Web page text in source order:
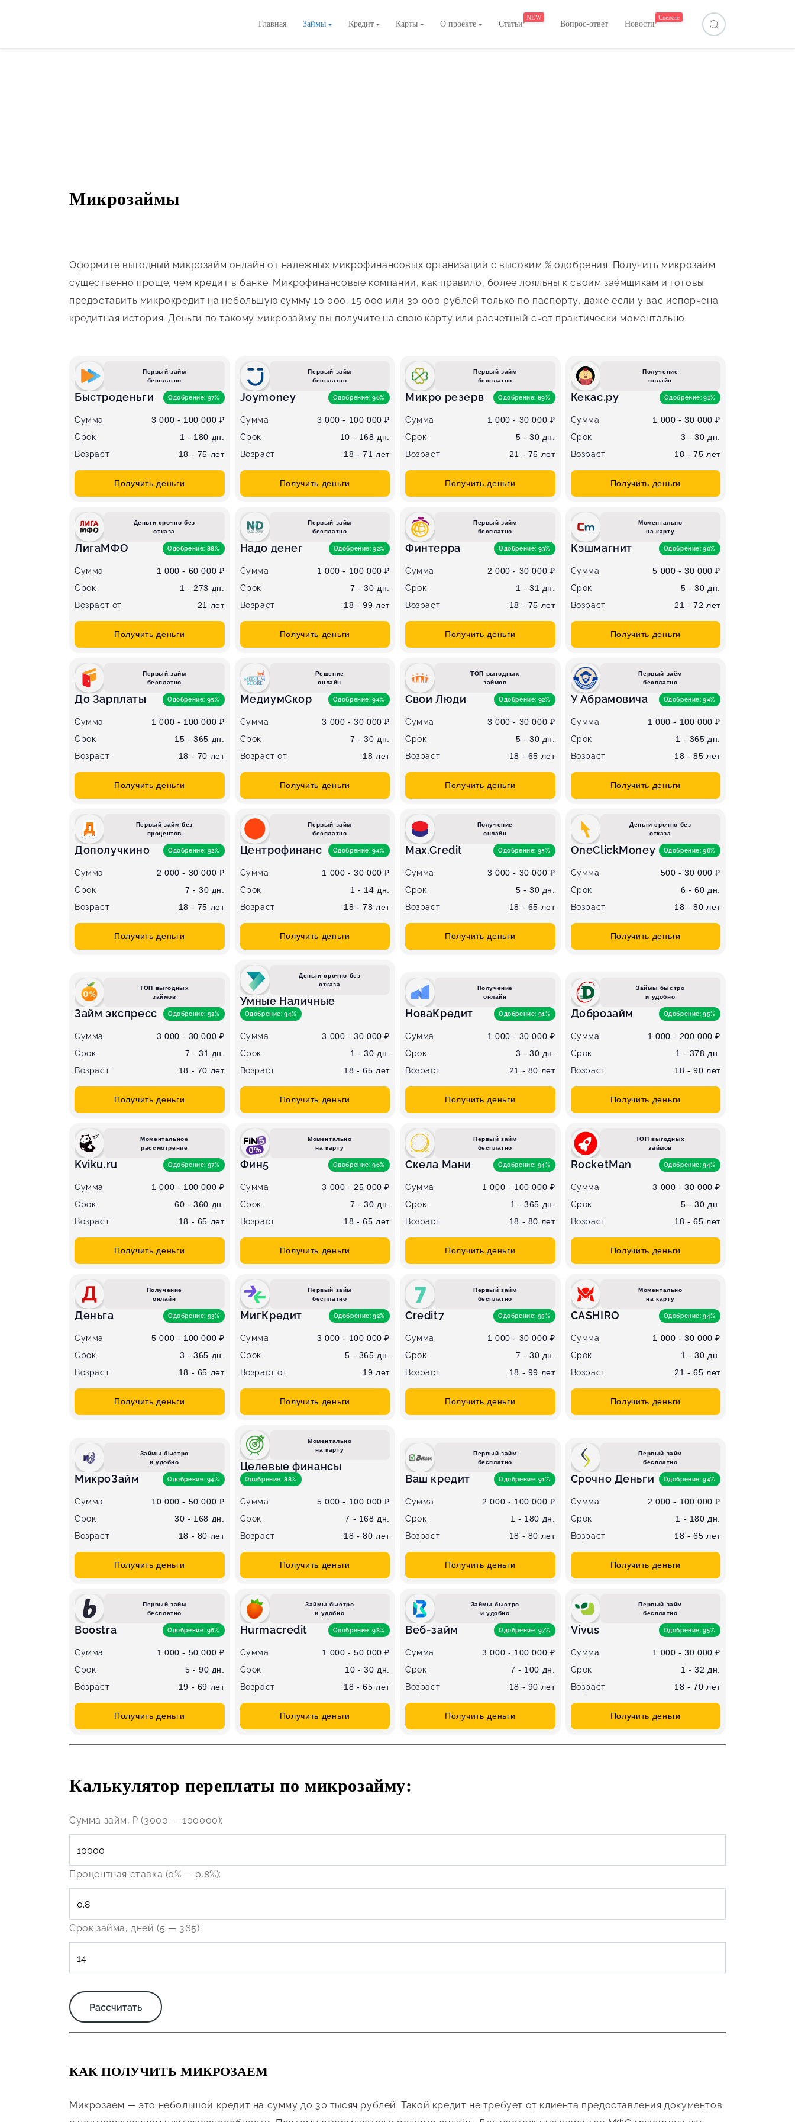
Главная Займы Кредит Карты О проекте Статьи
NEW
Вопрос-ответ Новости
Свежие
Микрозаймы
Оформите выгодный микрозайм онлайн от надежных микрофинансовых организаций с высоким % одобрения. Получить микрозайм
существенно проще, чем кредит в банке. Микрофинансовые компании, как правило, более лояльны к своим заёмщикам и готовы
предоставить микрокредит на небольшую сумму 10 000, 15 000 или 30 000 рублей только по паспорту, даже если у вас испорчена
кредитная история. Деньги по такому микрозайму вы получите на свою карту или расчетный счет практически моментально.
Первый займ
бесплатно
Быстроденьги Одобрение: 97%
Сумма
3 000 - 100 000 ₽
Срок
1 - 180 дн.
Возраст
18 - 75 лет
Получить деньги
Первый займ
бесплатно
Joymoney Одобрение: 96%
Сумма
3 000 - 100 000 ₽
Срок
10 - 168 дн.
Возраст
18 - 71 лет
Получить деньги
Первый займ
бесплатно
Микро резерв Одобрение: 89%
Сумма
1 000 - 30 000 ₽
Срок
5 - 30 дн.
Возраст
21 - 75 лет
Получить деньги
Получение
онлайн
Кекас.ру Одобрение: 91%
Сумма
1 000 - 30 000 ₽
Срок
3 - 30 дн.
Возраст
18 - 75 лет
Получить деньги
Деньги срочно без
отказа
ЛигаМФО Одобрение: 88%
Сумма
1 000 - 60 000 ₽
Срок
1 - 273 дн.
Возраст от
21 лет
Получить деньги
Первый займ
бесплатно
Надо денег Одобрение: 92%
Сумма
1 000 - 100 000 ₽
Срок
7 - 30 дн.
Возраст
18 - 99 лет
Получить деньги
Первый займ
бесплатно
Финтерра Одобрение: 93%
Сумма
2 000 - 30 000 ₽
Срок
1 - 31 дн.
Возраст
18 - 75 лет
Получить деньги
Моментально
на карту
Кэшмагнит Одобрение: 90%
Сумма
5 000 - 30 000 ₽
Срок
5 - 30 дн.
Возраст
21 - 72 лет
Получить деньги
Первый займ
бесплатно
До Зарплаты Одобрение: 95%
Сумма
1 000 - 100 000 ₽
Срок
15 - 365 дн.
Возраст
18 - 70 лет
Получить деньги
Решение
онлайн
МедиумСкор Одобрение: 94%
Сумма
3 000 - 30 000 ₽
Срок
7 - 30 дн.
Возраст от
18 лет
Получить деньги
ТОП выгодных
займов
Свои Люди Одобрение: 92%
Сумма
3 000 - 30 000 ₽
Срок
5 - 30 дн.
Возраст
18 - 65 лет
Получить деньги
Первый заём
бесплатно
У Абрамовича Одобрение: 94%
Сумма
1 000 - 100 000 ₽
Срок
1 - 365 дн.
Возраст
18 - 85 лет
Получить деньги
Первый займ без
процентов
Дополучкино Одобрение: 92%
Сумма
2 000 - 30 000 ₽
Срок
7 - 30 дн.
Возраст
18 - 75 лет
Получить деньги
Первый займ
бесплатно
Центрофинанс Одобрение: 94%
Сумма
1 000 - 30 000 ₽
Срок
1 - 14 дн.
Возраст
18 - 78 лет
Получить деньги
Получение
онлайн
Max.Credit Одобрение: 95%
Сумма
3 000 - 30 000 ₽
Срок
5 - 30 дн.
Возраст
18 - 65 лет
Получить деньги
Деньги срочно без
отказа
OneClickMoney Одобрение: 96%
Сумма
500 - 30 000 ₽
Срок
6 - 60 дн.
Возраст
18 - 80 лет
Получить деньги
ТОП выгодных
займов
Займ экспресс Одобрение: 92%
Сумма
3 000 - 30 000 ₽
Срок
7 - 31 дн.
Возраст
18 - 70 лет
Получить деньги
Деньги срочно без
отказа
Умные Наличные
Одобрение: 94%
Сумма
3 000 - 30 000 ₽
Срок
1 - 30 дн.
Возраст
18 - 65 лет
Получить деньги
Получение
онлайн
НоваКредит Одобрение: 91%
Сумма
1 000 - 30 000 ₽
Срок
3 - 30 дн.
Возраст
21 - 80 лет
Получить деньги
Займы быстро
и удобно
Доброзайм Одобрение: 95%
Сумма
1 000 - 200 000 ₽
Срок
1 - 378 дн.
Возраст
18 - 90 лет
Получить деньги
Моментальное
рассмотрение
Kviku.ru Одобрение: 97%
Сумма
1 000 - 100 000 ₽
Срок
60 - 360 дн.
Возраст
18 - 65 лет
Получить деньги
Моментально
на карту
Фин5 Одобрение: 96%
Сумма
3 000 - 25 000 ₽
Срок
7 - 30 дн.
Возраст
18 - 65 лет
Получить деньги
Первый займ
бесплатно
Скела Мани Одобрение: 94%
Сумма
1 000 - 100 000 ₽
Срок
1 - 365 дн.
Возраст
18 - 80 лет
Получить деньги
ТОП выгодных
займов
RocketMan Одобрение: 94%
Сумма
3 000 - 30 000 ₽
Срок
5 - 30 дн.
Возраст
18 - 65 лет
Получить деньги
Получение
онлайн
Деньга Одобрение: 93%
Сумма
5 000 - 100 000 ₽
Срок
3 - 365 дн.
Возраст
18 - 65 лет
Получить деньги
Первый займ
бесплатно
МигКредит Одобрение: 92%
Сумма
3 000 - 100 000 ₽
Срок
5 - 365 дн.
Возраст от
19 лет
Получить деньги
Первый займ
бесплатно
Credit7 Одобрение: 95%
Сумма
1 000 - 30 000 ₽
Срок
7 - 30 дн.
Возраст
18 - 99 лет
Получить деньги
Моментально
на карту
CASHIRO Одобрение: 94%
Сумма
1 000 - 30 000 ₽
Срок
1 - 30 дн.
Возраст
21 - 65 лет
Получить деньги
Займы быстро
и удобно
МикроЗайм Одобрение: 94%
Сумма
10 000 - 50 000 ₽
Срок
30 - 168 дн.
Возраст
18 - 80 лет
Получить деньги
Моментально
на карту
Целевые финансы
Одобрение: 88%
Сумма
5 000 - 100 000 ₽
Срок
7 - 168 дн.
Возраст
18 - 80 лет
Получить деньги
Первый займ
бесплатно
Ваш кредит Одобрение: 91%
Сумма
2 000 - 100 000 ₽
Срок
1 - 180 дн.
Возраст
18 - 80 лет
Получить деньги
Первый займ
бесплатно
Срочно Деньги Одобрение: 94%
Сумма
2 000 - 100 000 ₽
Срок
1 - 180 дн.
Возраст
18 - 65 лет
Получить деньги
Первый займ
бесплатно
Boostra Одобрение: 96%
Сумма
1 000 - 50 000 ₽
Срок
5 - 90 дн.
Возраст
19 - 69 лет
Получить деньги
Займы быстро
и удобно
Hurmacredit Одобрение: 98%
Сумма
1 000 - 50 000 ₽
Срок
10 - 30 дн.
Возраст
18 - 65 лет
Получить деньги
Займы быстро
и удобно
Веб-займ Одобрение: 97%
Сумма
3 000 - 100 000 ₽
Срок
7 - 100 дн.
Возраст
18 - 90 лет
Получить деньги
Первый займ
бесплатно
Vivus Одобрение: 95%
Сумма
1 000 - 30 000 ₽
Срок
1 - 32 дн.
Возраст
18 - 70 лет
Получить деньги
Калькулятор переплаты по микрозайму:
Сумма займ, ₽ (3000 — 100000):
Процентная ставка (0% — 0.8%):
Срок займа, дней (5 — 365):
КАК ПОЛУЧИТЬ МИКРОЗАЕМ
Микрозаем — это небольшой кредит на сумму до 30 тысяч рублей. Такой кредит не требует от клиента предоставления документов